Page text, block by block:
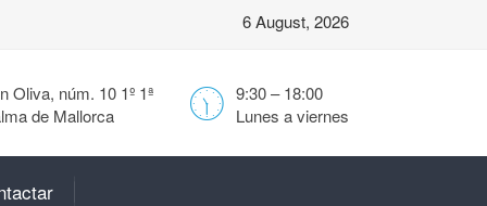
6 August, 2026
9:30 – 18:00
Lunes a viernes
Oliva, núm. 10 1º 1ª
de Mallorca